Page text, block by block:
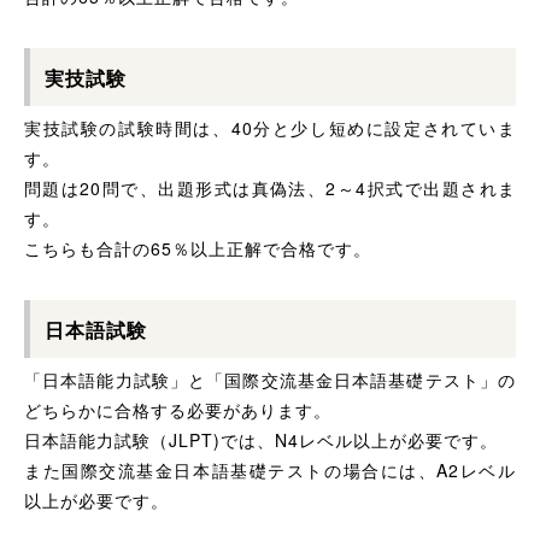
実技試験
実技試験の試験時間は、40分と少し短めに設定されていま
す。
問題は20問で、出題形式は真偽法、2～4択式で出題されま
す。
こちらも合計の65％以上正解で合格です。
日本語試験
「日本語能力試験」と「国際交流基金日本語基礎テスト」の
どちらかに合格する必要があります。
日本語能力試験（JLPT)では、N4レベル以上が必要です。
また国際交流基金日本語基礎テストの場合には、A2レベル
以上が必要です。